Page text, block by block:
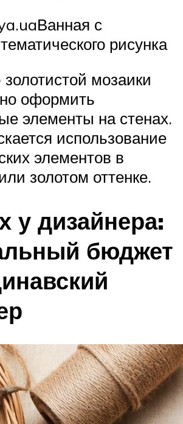
с
рисунка
мозаики
оформить
элементы на стенах.
использование
элементов в
золотом оттенке.
у дизайнера:
бюджет